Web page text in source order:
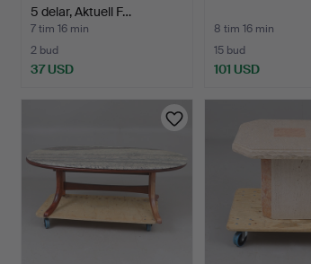
5 delar, Aktuell F…
7 tim 16 min
2 bud
37 USD
8 tim 16 min
15 bud
101 USD